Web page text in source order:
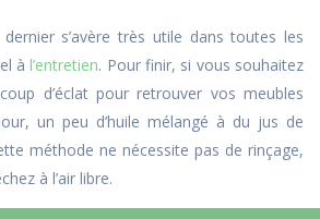
s’avère très utile dans toutes les
à l’entretien. Pour finir, si vous souhaitez
d’éclat pour retrouver vos meubles
un peu d’huile mélangé à du jus de
méthode ne nécessite pas de rinçage,
à l’air libre.